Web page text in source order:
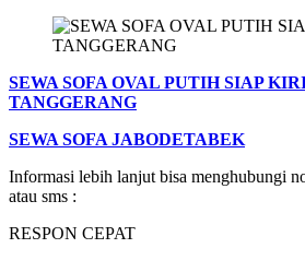
SEWA SOFA OVAL PUTIH SIAP
TANGGERANG
SEWA SOFA JABODETABEK
Informasi lebih lanjut bisa menghubungi
atau sms :
RESPON CEPAT